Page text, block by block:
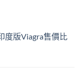
度版Viagra售價比